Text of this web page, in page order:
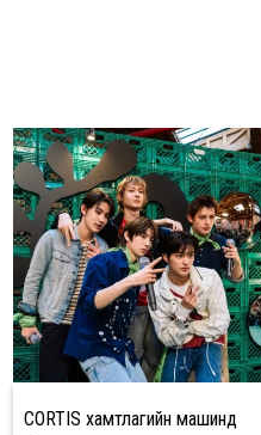
CORTIS хамтлагийн машинд